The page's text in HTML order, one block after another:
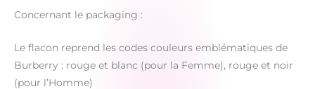
Concernant le packaging :
Le flacon reprend les codes couleurs emblématiques de
Burberry : rouge et blanc (pour la Femme), rouge et noir
(pour l’Homme)